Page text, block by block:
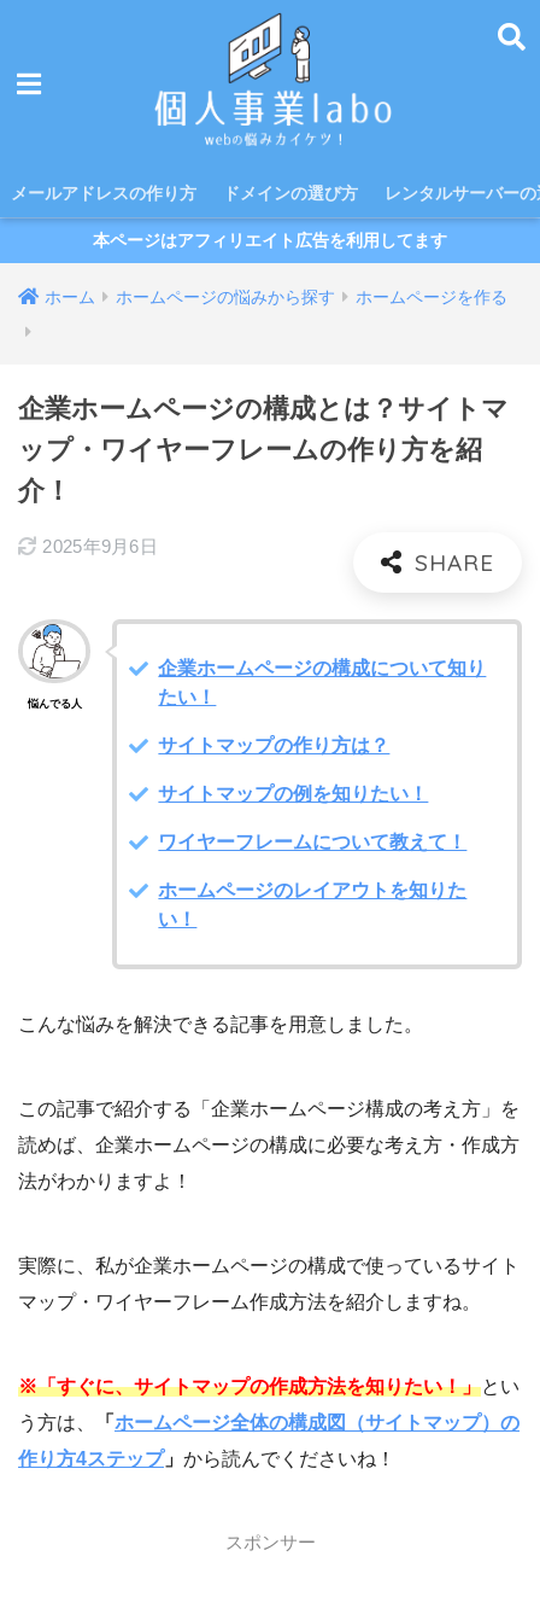
メールアドレスの作り方 ドメインの選び方 レンタルサーバー
本ページはアフィリエイト広告を利用してます
ホーム ホームページの悩みから探す ホームページを作る
企業ホームページの構成とは？サイトマ
ップ・ワイヤーフレームの作り方を紹
介！
2025年9月6日
悩んでる人
企業ホームページの構成について知り
たい！
サイトマップの作り方は？
サイトマップの例を知りたい！
ワイヤーフレームについて教えて！
ホームページのレイアウトを知りた
い！
こんな悩みを解決できる記事を用意しました。
この記事で紹介する「企業ホームページ構成の考え方」を
読めば、企業ホームページの構成に必要な考え方・作成方
法がわかりますよ！
実際に、私が企業ホームページの構成で使っているサイト
マップ・ワイヤーフレーム作成方法を紹介しますね。
※「すぐに、サイトマップの作成方法を知りたい！」とい
う方は、
「 ホームページ全体の構成図（サイトマップ）の
作り方4ステップ」 から読んでくださいね！
スポンサー